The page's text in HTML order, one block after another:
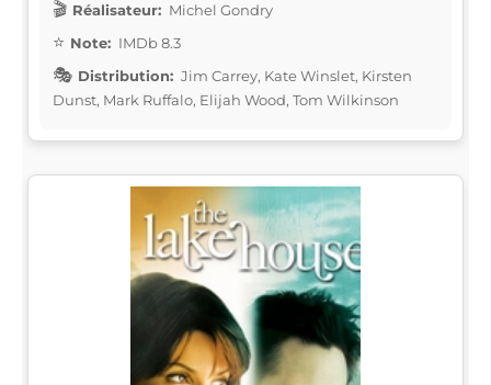
Réalisateur: Michel Gondry
Note: IMDb 8.3
Distribution: Jim Carrey, Kate Winslet, Kirsten
Dunst, Mark Ruffalo, Elijah Wood, Tom Wilkinson